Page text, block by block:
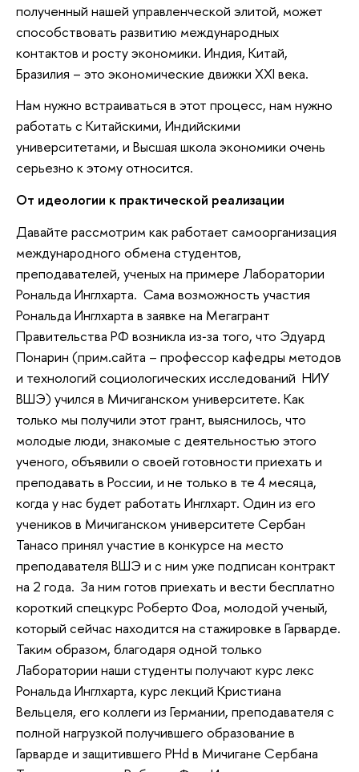
полученный нашей управленческой элитой, может
способствовать развитию международных
контактов и росту экономики. Индия, Китай,
Бразилия – это экономические движки XXI века.
Нам нужно встраиваться в этот процесс, нам нужно
работать с Китайскими, Индийскими
университетами, и Высшая школа экономики очень
серьезно к этому относится.
От идеологии к практической реализации
Давайте рассмотрим как работает самоорганизация
международного обмена студентов,
преподавателей, ученых на примере Лаборатории
Рональда Инглхарта. Сама возможность участия
Рональда Инглхарта в заявке на Мегагрант
Правительства РФ возникла из‐за того, что Эдуард
Понарин (прим.сайта – профессор кафедры методов
и технологий социологических исследований НИУ
ВШЭ) учился в Мичиганском университете. Как
только мы получили этот грант, выяснилось, что
молодые люди, знакомые с деятельностью этого
ученого, объявили о своей готовности приехать и
преподавать в России, и не только в те 4 месяца,
когда у нас будет работать Инглхарт. Один из его
учеников в Мичиганском университете Сербан
Танасо принял участие в конкурсе на место
преподавателя ВШЭ и с ним уже подписан контракт
на 2 года. За ним готов приехать и вести бесплатно
короткий спецкурс Роберто Фоа, молодой ученый,
который сейчас находится на стажировке в Гарварде.
Таким образом, благодаря одной только
Лаборатории наши студенты получают курс лекс
Рональда Инглхарта, курс лекций Кристиана
Вельцеля, его коллеги из Германии, преподавателя с
полной нагрузкой получившего образование в
Гарварде и защитившего PHd в Мичигане Сербана